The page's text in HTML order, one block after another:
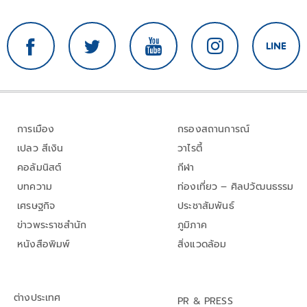
การเมือง
เปลว สีเงิน
คอลัมนิสต์
บทความ
เศรษฐกิจ
ข่าวพระราชสำนัก
หนังสือพิมพ์
กรองสถานการณ์
วาไรตี้
กีฬา
ท่องเที่ยว – ศิลปวัฒนธรรม
ประชาสัมพันธ์
ภูมิภาค
สิ่งแวดล้อม
ต่างประเทศ PR & PRESS